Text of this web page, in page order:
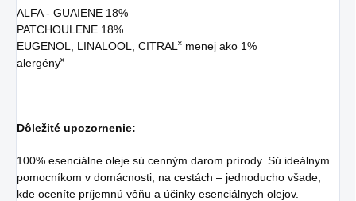
ALFA - GUAIENE 18%
PATCHOULENE 18%
EUGENOL, LINALOOL, CITRAL˟ menej ako 1%
alergény˟
Dôležité upozornenie:
100% esenciálne oleje sú cenným darom prírody. Sú ideálnym
pomocníkom v domácnosti, na cestách – jednoducho všade,
kde oceníte príjemnú vôňu a účinky esenciálnych olejov.